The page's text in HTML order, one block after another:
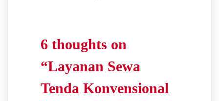
6 thoughts on
“Layanan Sewa
Tenda Konvensional